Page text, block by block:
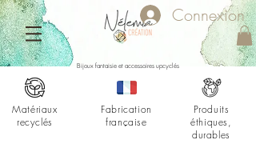
Bijoux fantaisie et accessoires upcyclés
Connexion
Matériaux
recyclés
Fabrication
française
Produits
éthiques,
durables